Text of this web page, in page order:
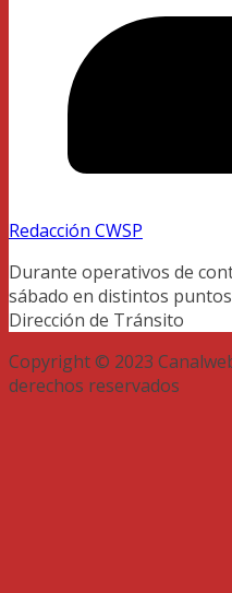
Redacción CWSP
Durante operativos de
sábado en distintos
Dirección de Tránsito